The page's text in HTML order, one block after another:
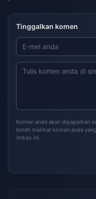
Tinggalkan komen
Komen anda akan dipaparkan
boleh melihat komen anda
imbas ini.